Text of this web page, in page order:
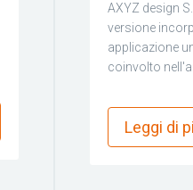
AXYZ design
versione
applicazione
coinvolto
Leggi di